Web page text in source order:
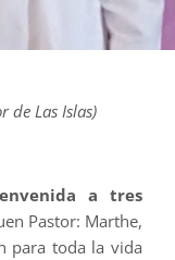
de Las Islas)
a tres
Pastor: Marthe,
para toda la vida